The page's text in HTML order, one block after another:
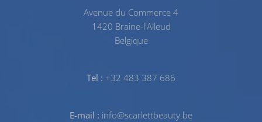
Avenue du Commerce 4
1420 Braine-l'Alleud
Belgique
Tel : +32 483 387 686
E-mail : info@scarlettbeauty.be